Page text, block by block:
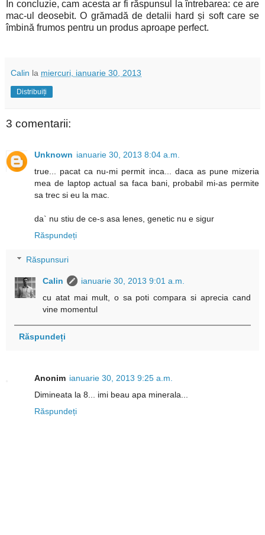
În concluzie, cam acesta ar fi răspunsul la întrebarea: ce are
mac-ul deosebit. O grămadă de detalii hard și soft care se
îmbină frumos pentru un produs aproape perfect.
Calin la miercuri, ianuarie 30, 2013
Distribuiți
3 comentarii:
Unknown ianuarie 30, 2013 8:04 a.m.
true... pacat ca nu-mi permit inca... daca as pune mizeria
mea de laptop actual sa faca bani, probabil mi-as permite
sa trec si eu la mac.
da` nu stiu de ce-s asa lenes, genetic nu e sigur
Răspundeți
Răspunsuri
Calin
ianuarie 30, 2013 9:01 a.m.
cu atat mai mult, o sa poti compara si aprecia cand
vine momentul
Răspundeți
Anonim ianuarie 30, 2013 9:25 a.m.
Dimineata la 8... imi beau apa minerala...
Răspundeți